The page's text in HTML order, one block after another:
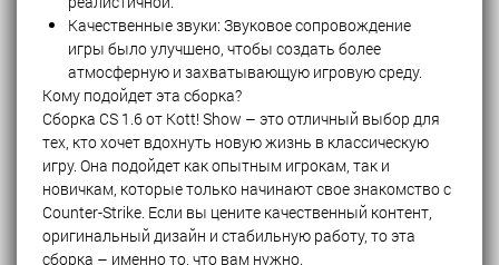
Качественные звуки: Звуковое сопровождение
игры было улучшено, чтобы создать более
атмосферную и захватывающую игровую среду.
Кому подойдет эта сборка?
Сборка CS 1.6 от Kott! Show – это отличный выбор для
тех, кто хочет вдохнуть новую жизнь в классическую
игру. Она подойдет как опытным игрокам, так и
новичкам, которые только начинают свое знакомство с
Counter-Strike. Если вы цените качественный контент,
оригинальный дизайн и стабильную работу, то эта
сборка – именно то, что вам нужно.